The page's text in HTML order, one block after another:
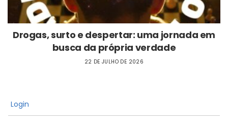
Drogas, surto e despertar: uma jornada em
busca da própria verdade
22 DE JULHO DE 2026
Login